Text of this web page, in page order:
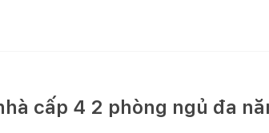
cấp 4 2 phòng ngủ đa